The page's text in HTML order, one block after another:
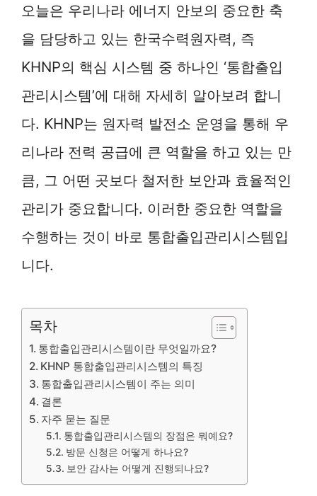
오늘은 우리나라 에너지 안보의 중요한 축
을 담당하고 있는 한국수력원자력, 즉
KHNP의 핵심 시스템 중 하나인 ‘통합출입
관리시스템’에 대해 자세히 알아보려 합니
다. KHNP는 원자력 발전소 운영을 통해 우
리나라 전력 공급에 큰 역할을 하고 있는 만
큼, 그 어떤 곳보다 철저한 보안과 효율적인
관리가 중요합니다. 이러한 중요한 역할을
수행하는 것이 바로 통합출입관리시스템입
니다.
목차
통합출입관리시스템이란 무엇일까요?
KHNP 통합출입관리시스템의 특징
통합출입관리시스템이 주는 의미
결론
자주 묻는 질문
통합출입관리시스템의 장점은 뭐예요?
방문 신청은 어떻게 하나요?
보안 감사는 어떻게 진행되나요?